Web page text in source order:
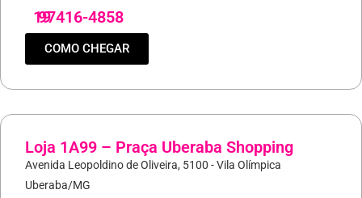
19
97416-4858
COMO CHEGAR
Loja 1A99 – Praça Uberaba Shopping
Avenida Leopoldino de Oliveira, 5100 - Vila Olímpica
Uberaba/MG